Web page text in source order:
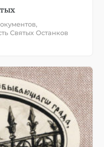
Святых Останков